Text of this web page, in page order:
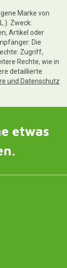
Marke von
Zweck:
Artikel oder
Die
Zugriff,
Rechte, wie in
detaillierte
und Datenschutz
etwas